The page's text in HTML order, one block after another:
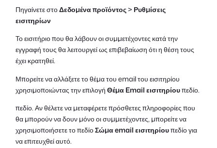
Πηγαίνετε στοΔεδομένα προϊόντος> Ρυθμίσεις
εισιτηρίων
Το εισιτήριο που θα λάβουν οι συμμετέχοντες κατά την
εγγραφή τους θα λειτουργεί ως επιβεβαίωση ότι η θέση τους
έχει κρατηθεί.
Μπορείτε να αλλάξετε το θέμα του email του εισιτηρίου
χρησιμοποιώντας την επιλογήΘέμα Email εισιτηρίουπεδίο.
πεδίο. Αν θέλετε να μεταφέρετε πρόσθετες πληροφορίες που
θα μπορούν να δουν μόνο οι συμμετέχοντες, μπορείτε να
χρησιμοποιήσετε το πεδίοΣώμα email εισιτηρίουπεδίο για
να επιτευχθεί αυτό.